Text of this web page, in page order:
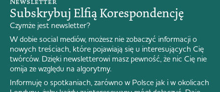
Subskrybuj Elfią Korespondencję
Czymże jest newsletter?
W dobie social mediów, możesz nie zobaczyć informacji o
nowych treściach, które pojawiają się u interesujących Cię
twórców. Dzięki newsletterowi masz pewność, że nic Cię nie
omija ze względu na algorytmy.
Informuję o spotkaniach, zarówno w Polsce jak i w okolicach